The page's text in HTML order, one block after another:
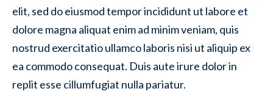
elit, sed do eiusmod tempor incididunt ut labore et
dolore magna aliquat enim ad minim veniam, quis
nostrud exercitatio ullamco laboris nisi ut aliquip ex
ea commodo consequat. Duis aute irure dolor in
replit esse cillumfugiat nulla pariatur.